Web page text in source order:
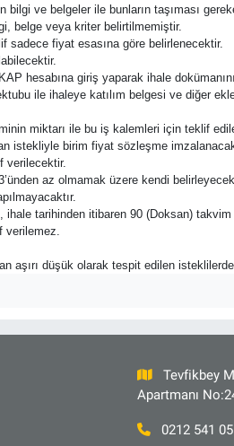
ve belgeler ile bunların taşıması
belge veya kriter belirtilmemiştir.
sadece fiyat esasına göre belirlenecektir.
hesabına giriş yaparak ihale
ile ihaleye katılım belgesi ve diğer
miktarı ile bu iş kalemleri için teklif
istekliyle birim fiyat sözleşme
verilecektir.
az olmamak üzere kendi
tarihinden itibaren 90 (Doksan) takvim
aşırı düşük olarak tespit edilen
Tevfikbey
Apartmanı
0212 541